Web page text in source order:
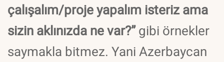
çalışalım/proje yapalım isteriz ama
sizin aklınızda ne var?”gibi örnekler
saymakla bitmez. Yani Azerbaycan